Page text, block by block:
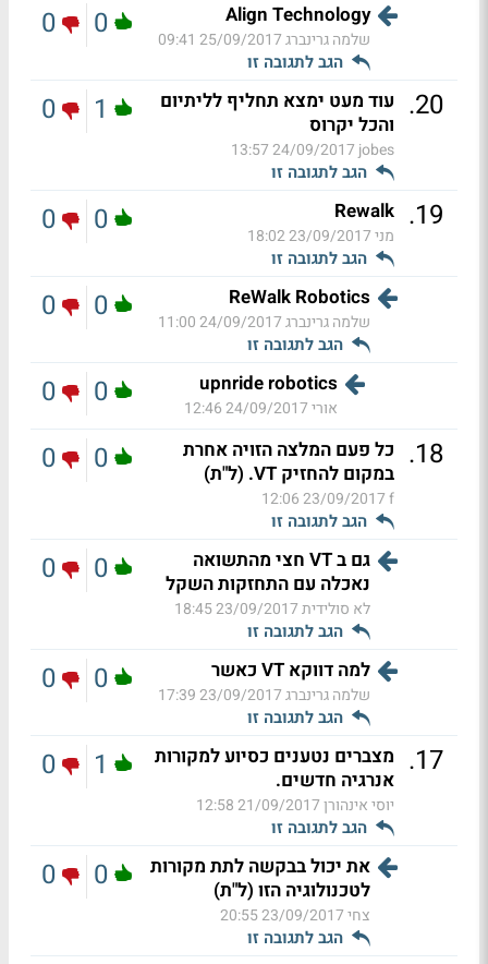
Align Technology
שלמה גרינברג25/09/2017 09:41
הגב לתגובה זו
0
0
20
. עוד מעט ימצא תחליף לליתיום
והכל יקרוס
jobes
24/09/2017 13:57
הגב לתגובה זו
1
0
19
.
Rewalk
מני23/09/2017 18:02
הגב לתגובה זו
0
0
ReWalk Robotics
שלמה גרינברג24/09/2017 11:00
הגב לתגובה זו
0
0
upnride robotics
אורי24/09/2017 12:46
0
0
18
. כל פעם המלצה הזויה אחרת
במקום להחזיק VT. (ל"ת)
f
23/09/2017 12:06
הגב לתגובה זו
0
0
גם ב VT חצי מהתשואה
נאכלה עם התחזקות השקל
לא סולידית23/09/2017 18:45
הגב לתגובה זו
0
0
למה דווקא VT כאשר
שלמה גרינברג23/09/2017 17:39
הגב לתגובה זו
0
0
17
. מצברים נטענים כסיוע למקורות
אנרגיה חדשים.
יוסי אינהורן21/09/2017 12:58
הגב לתגובה זו
1
0
את יכול בבקשה לתת מקורות
לטכנולוגיה הזו (ל"ת)
צחי23/09/2017 20:55
הגב לתגובה זו
0
0